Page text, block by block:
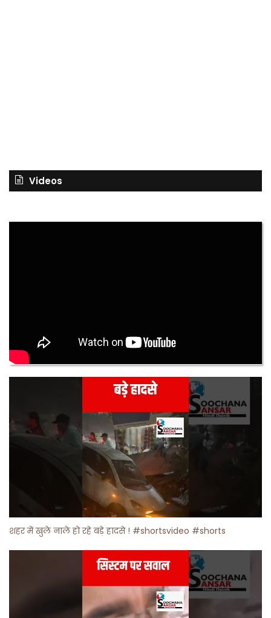
Videos
शहर में खुले नाले हो रहे बड़े हादसे ! #shortsvideo #shorts